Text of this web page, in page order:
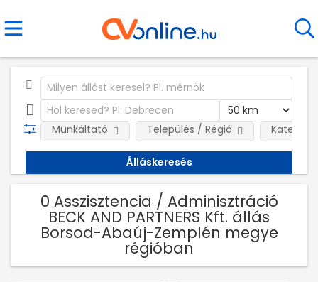
Munkáltató Település / Régió
0 Asszisztencia / Adminisztráció
BECK AND PARTNERS Kft. állás
Borsod-Abaúj-Zemplén megye
régióban